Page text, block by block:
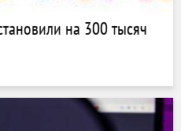
на 300 тысяч